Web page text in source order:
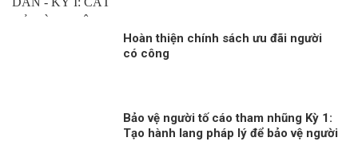
Hoàn thiện chính sách ưu đãi người
có công
Bảo vệ người tố cáo tham nhũng Kỳ 1:
Tạo hành lang pháp lý để bảo vệ người